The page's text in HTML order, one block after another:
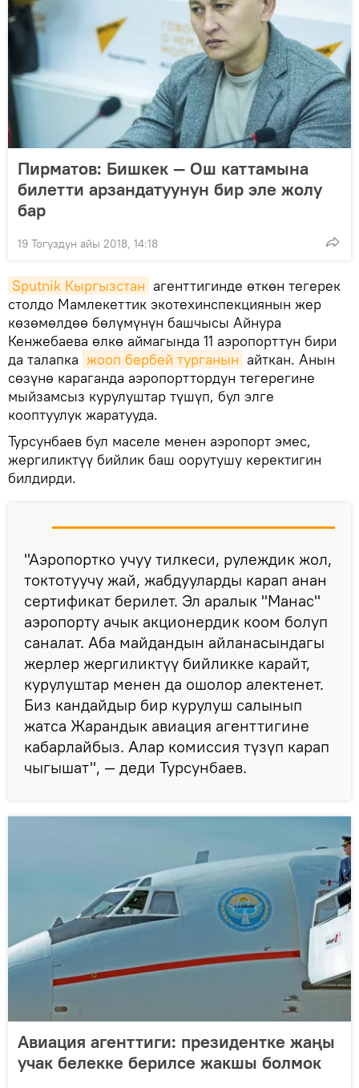
Пирматов: Бишкек — Ош каттамына
билетти арзандатуунун бир эле жолу
бар
19 Тогуздун айы 2018, 14:18
Sputnik Кыргызстан агенттигинде өткөн тегерек
столдо Мамлекеттик экотехинспекциянын жер
көзөмөлдөө бөлүмүнүн башчысы Айнура
Кенжебаева өлкө аймагында 11 аэропорттун бири
да талапка жооп бербей турганын айткан. Анын
сөзүнө караганда аэропорттордун тегерегине
мыйзамсыз курулуштар түшүп, бул элге
кооптуулук жаратууда.
Турсунбаев бул маселе менен аэропорт эмес,
жергиликтүү бийлик баш оорутушу керектигин
билдирди.
"Аэропортко учуу тилкеси, рулеждик жол,
токтотуучу жай, жабдууларды карап анан
сертификат берилет. Эл аралык "Манас"
аэропорту ачык акционердик коом болуп
саналат. Аба майдандын айланасындагы
жерлер жергиликтүү бийликке карайт,
курулуштар менен да ошолор алектенет.
Биз кандайдыр бир курулуш салынып
жатса Жарандык авиация агенттигине
кабарлайбыз. Алар комиссия түзүп карап
чыгышат", — деди Турсунбаев.
Авиация агенттиги: президентке жаңы
учак белекке берилсе жакшы болмок